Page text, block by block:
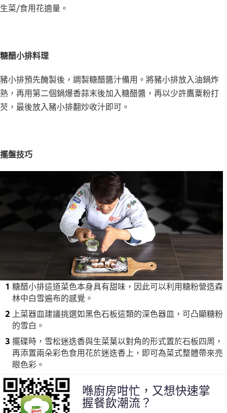
生菜/食用花適量。
糖醋小排料理
豬小排預先醃製後，調製糖醋醬汁備用。將豬小排放入油鍋炸
熟，再用第二個鍋爆香蒜末後加入糖醋醬，再以少許鷹粟粉打
芡，最後放入豬小排翻炒收汁即可。
擺盤技巧
糖醋小排這道菜色本身具有甜味，因此可以利用糖粉營造森
林中白雪遍布的感覺。
上菜器皿建議挑選如黑色石板這類的深色器皿，可凸顯糖粉
的雪白。
擺碟時，雪松迷迭香與生菜葉以對角的形式置於石板四周，
再添置兩朵彩色食用花於迷迭香上，即可為菜式整體帶來亮
眼色彩。
喺廚房咁忙，又想快速掌
握餐飲潮流？